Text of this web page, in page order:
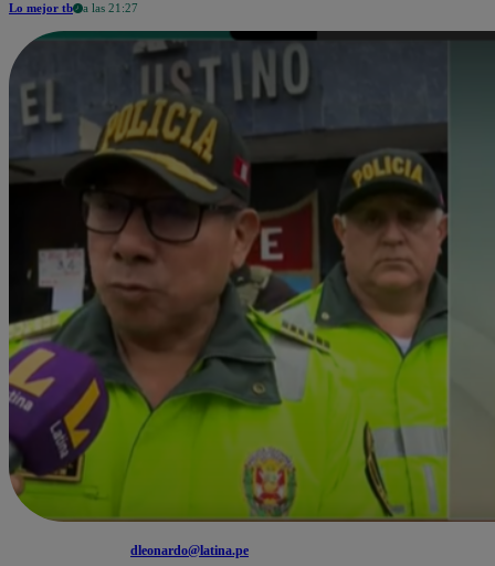
Lo mejor tb a las 21:27
dleonardo@latina.pe